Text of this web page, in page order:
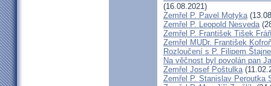
(16.08.2021)
Zemřel P. Pavel Motyka
Zemřel P. Leopold Nesveda
Zemřel P. František Tišek
Zemřel MUDr. František
Rozloučení s P. Filipem
Na věčnost byl povolán pan
Zemřel Josef Poštulka
Zemřel P. Stanislav Peroutka